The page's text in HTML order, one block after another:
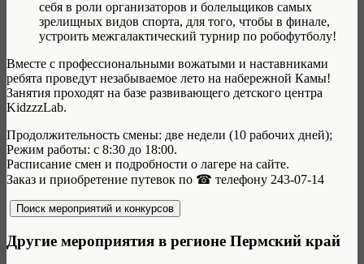
себя в роли организаторов и болельщиков самых
зрелищных видов спорта, для того, чтобы в финале,
устроить межгалактический турнир по робофутболу!
Вместе с профессиональными вожатыми и наставниками
ребята проведут незабываемое лето на набережной Камы!
Занятия проходят на базе развивающего детского центра
KidzzzLab.
Продолжительность смены: две недели (10 рабочих дней);
Режим работы: с 8:30 до 18:00.
Расписание смен и подробности о лагере на сайте.
Заказ и приобретение путевок по ☎ телефону 243-07-14
Другие мероприятия в регионе Пермский край